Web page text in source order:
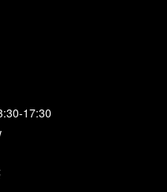
17:30